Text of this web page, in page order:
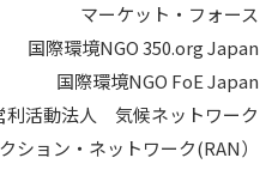
マーケット・フォース
国際環境NGO 350.org Japan
国際環境NGO FoE Japan
利活動法人 気候ネットワーク
ション・ネットワーク(RAN）